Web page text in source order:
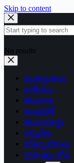
Skip to content
No results
ముఖ్యాంశాలు
జాతీయం
తెలంగాణ
ఆంధ్రప్రదేశ్
తెలంగాణార్థం
సన్నివేశం
బొమ్మా బొరుసు
సాహిత్యం-శోభ